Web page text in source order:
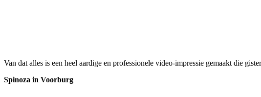
Van dat alles is een heel aardige en professionele video-impressie gemaakt die
Spinoza in Voorburg